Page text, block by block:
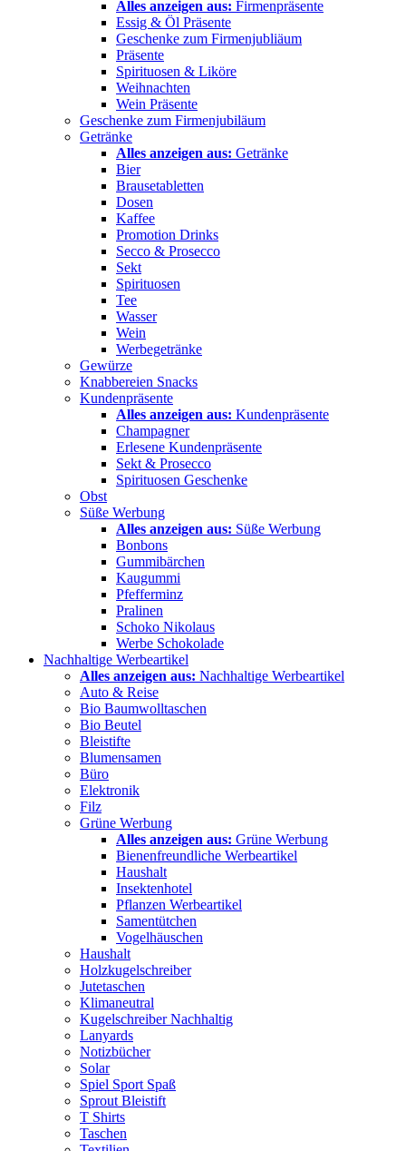
Alles anzeigen aus: Firmenpräsente
Essig & Öl Präsente
Geschenke zum Firmenjubliäum
Präsente
Spirituosen & Liköre
Weihnachten
Wein Präsente
Geschenke zum Firmenjubiläum
Getränke
Alles anzeigen aus: Getränke
Bier
Brausetabletten
Dosen
Kaffee
Promotion Drinks
Secco & Prosecco
Sekt
Spirituosen
Tee
Wasser
Wein
Werbegetränke
Gewürze
Knabbereien Snacks
Kundenpräsente
Alles anzeigen aus: Kundenpräsente
Champagner
Erlesene Kundenpräsente
Sekt & Prosecco
Spirituosen Geschenke
Obst
Süße Werbung
Alles anzeigen aus: Süße Werbung
Bonbons
Gummibärchen
Kaugummi
Pfefferminz
Pralinen
Schoko Nikolaus
Werbe Schokolade
Nachhaltige Werbeartikel
Alles anzeigen aus: Nachhaltige Werbeartikel
Auto & Reise
Bio Baumwolltaschen
Bio Beutel
Bleistifte
Blumensamen
Büro
Elektronik
Filz
Grüne Werbung
Alles anzeigen aus: Grüne Werbung
Bienenfreundliche Werbeartikel
Haushalt
Insektenhotel
Pflanzen Werbeartikel
Samentütchen
Vogelhäuschen
Haushalt
Holzkugelschreiber
Jutetaschen
Klimaneutral
Kugelschreiber Nachhaltig
Lanyards
Notizbücher
Solar
Spiel Sport Spaß
Sprout Bleistift
T Shirts
Taschen